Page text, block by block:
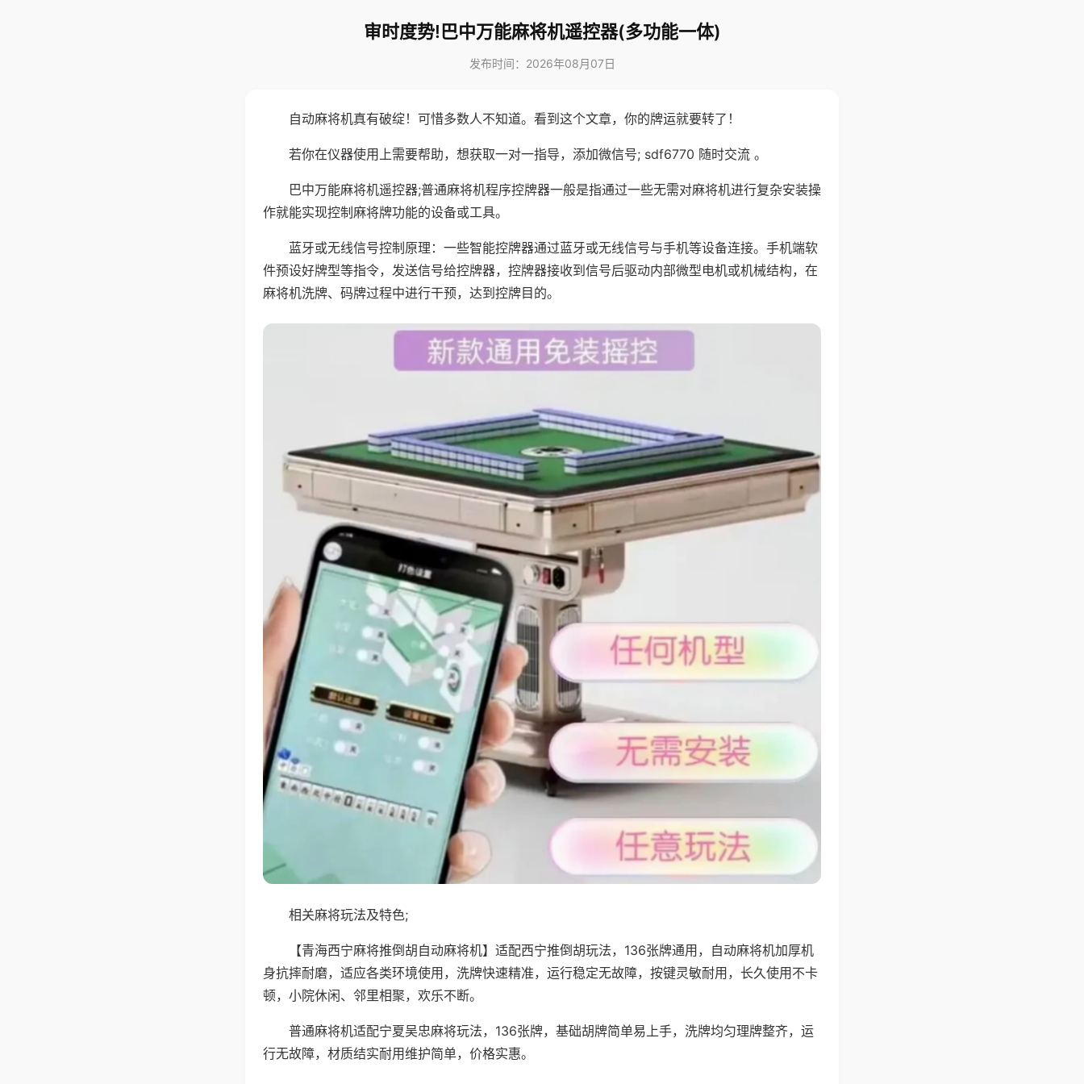
审时度势!巴中万能麻将机遥控器(多功能一体)
发布时间：2026年08月07日
自动麻将机真有破绽！可惜多数人不知道。看到这个文章，你的牌运就要转了！
若你在仪器使用上需要帮助，想获取一对一指导，添加微信号; sdf6770 随时交流 。
巴中万能麻将机遥控器;普通麻将机程序控牌器一般是指通过一些无需对麻将机进行复杂安装操
作就能实现控制麻将牌功能的设备或工具。
蓝牙或无线信号控制原理：一些智能控牌器通过蓝牙或无线信号与手机等设备连接。手机端软
件预设好牌型等指令，发送信号给控牌器，控牌器接收到信号后驱动内部微型电机或机械结构，在
麻将机洗牌、码牌过程中进行干预，达到控牌目的。
相关麻将玩法及特色;
【青海西宁麻将推倒胡自动麻将机】适配西宁推倒胡玩法，136张牌通用，自动麻将机加厚机
身抗摔耐磨，适应各类环境使用，洗牌快速精准，运行稳定无故障，按键灵敏耐用，长久使用不卡
顿，小院休闲、邻里相聚，欢乐不断。
普通麻将机适配宁夏吴忠麻将玩法，136张牌，基础胡牌简单易上手，洗牌均匀理牌整齐，运
行无故障，材质结实耐用维护简单，价格实惠。